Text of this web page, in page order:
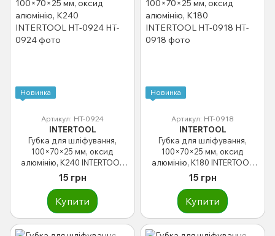
Новинка
Артикул: HT-0924
INTERTOOL
Губка для шліфування,
100×70×25 мм, оксид
алюмінію, К240 INTERTOOL
HT-0924
15 грн
Купити
Новинка
Артикул: HT-0918
INTERTOOL
Губка для шліфування,
100×70×25 мм, оксид
алюмінію, К180 INTERTOOL
HT-0918
15 грн
Купити